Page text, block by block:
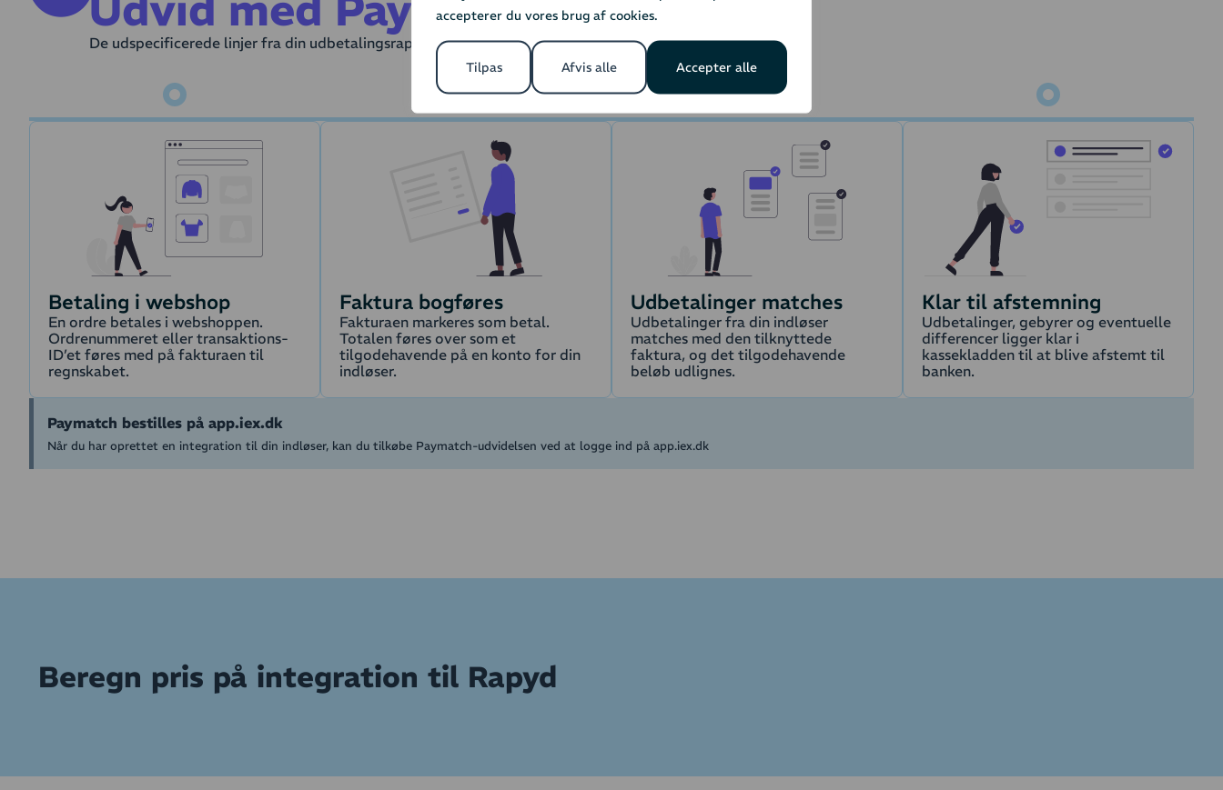
accepterer du vores brug af cookies.
Tilpas Afvis alle Accepter alle
De udspecificerede linjer fra din udbetalingsrapport matches med fakturaerne for dine webshop-ordrer.
Betaling i webshop
En ordre betales i webshoppen.
Ordrenummeret eller transaktions-
ID’et føres med på fakturaen til
regnskabet.
Faktura bogføres
Fakturaen markeres som betal.
Totalen føres over som et
tilgodehavende på en konto for din
indløser.
Udbetalinger matches
Udbetalinger fra din indløser
matches med den tilknyttede
faktura, og det tilgodehavende
beløb udlignes.
Klar til afstemning
Udbetalinger, gebyrer og eventuelle
differencer ligger klar i
kassekladden til at blive afstemt til
banken.
Paymatch bestilles på app.iex.dk
Når du har oprettet en integration til din indløser, kan du tilkøbe Paymatch-udvidelsen ved at logge ind på app.iex.dk
Beregn pris på integration til Rapyd